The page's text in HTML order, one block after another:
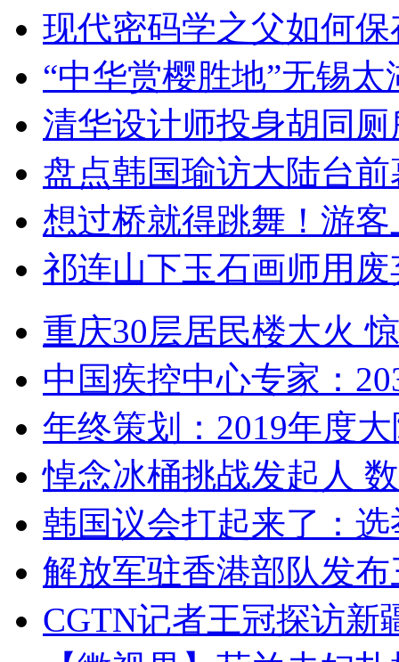
现代密码学之父如何
“中华赏樱胜地”无锡
清华设计师投身胡同
盘点韩国瑜访大陆台
想过桥就得跳舞！游客
祁连山下玉石画师用
重庆30层居民楼大火
中国疾控中心专家：
年终策划：2019年度
悼念冰桶挑战发起人
韩国议会打起来了：
解放军驻香港部队发
CGTN记者王冠探访新